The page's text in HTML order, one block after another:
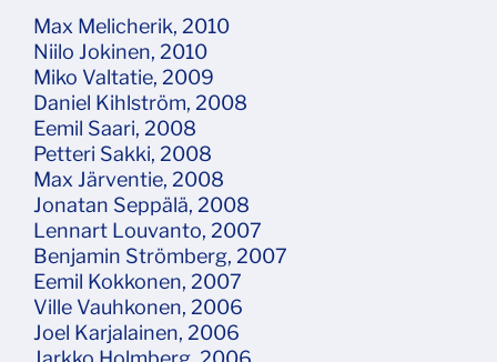
Max Melicherik, 2010
Niilo Jokinen, 2010
Miko Valtatie, 2009
Daniel Kihlström, 2008
Eemil Saari, 2008
Petteri Sakki, 2008
Max Järventie, 2008
Jonatan Seppälä, 2008
Lennart Louvanto, 2007
Benjamin Strömberg, 2007
Eemil Kokkonen, 2007
Ville Vauhkonen, 2006
Joel Karjalainen, 2006